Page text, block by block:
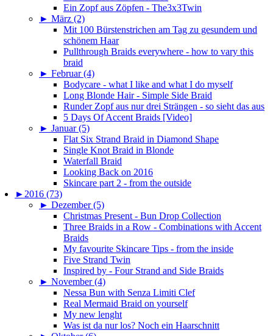
Ein Zopf aus Zöpfen - The3x3Twin
► März (2)
Mit 100 Bürstenstrichen am Tag zu gesundem und
schönem Haar
Pullthrough Braids everywhere - how to vary this
braid
► Februar (4)
Bodycare - what I like and what I do myself
Long Blonde Hair - Simple Side Braid
Runder Zopf aus nur drei Strängen - so sieht das aus
5 Days Of Accent Braids [Video]
► Januar (5)
Flat Six Strand Braid in Diamond Shape
Single Knot Braid in Blonde
Waterfall Braid
Looking Back on 2016
Skincare part 2 - from the outside
► 2016 (73)
► Dezember (5)
Christmas Present - Bun Drop Collection
Three Braids in a Row - Combinations with Accent
Braids
My favourite Skincare Tips - from the inside
Five Strand Twin
Inspired by - Four Strand and Side Braids
► November (4)
Nessa Bun with Senza Limiti Clef
Real Mermaid Braid on yourself
My new lenght
Was ist da nur los? Noch ein Haarschnitt